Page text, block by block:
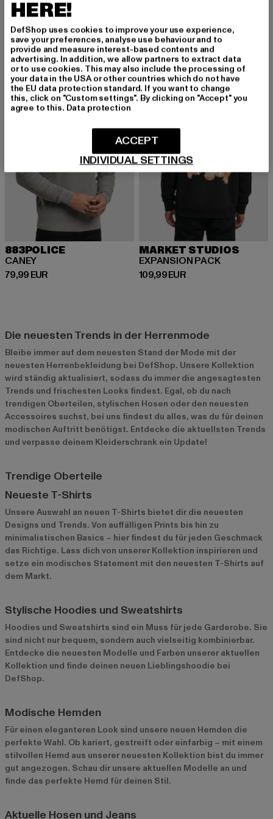
34,99 EUR
Derzeitiger Preis: 34,99 EUR
NEU
883POLICE
CANEY
79,99 EUR
Derzeitiger Preis: 79,99 EUR
NEU
MARKET STUDIOS
EXPANSION PACK
109,99 EUR
Derzeitiger Preis: 109,99 EUR
Die neuesten Trends in der Herrenmode
Bleibe immer auf dem neuesten Stand der Mode mit der
neuesten Herrenbekleidung bei DefShop. Unsere Kollektion
wird ständig aktualisiert, sodass du immer die angesagtesten
Trends und frischesten Looks findest. Egal, ob du nach
trendigen Oberteilen, stylischen Hosen oder den neuesten
Accessoires suchst, bei uns findest du alles, was du für deinen
modischen Auftritt benötigst. Entdecke die aktuellsten Trends
und verpasse deinem Kleiderschrank ein Update!
Trendige Oberteile
Neueste T-Shirts
Unsere Auswahl an neuen T-Shirts bietet dir die neuesten
Designs und Trends. Von auffälligen Prints bis hin zu
minimalistischen Basics – hier findest du für jeden Geschmack
das Richtige. Lass dich von unserer Kollektion inspirieren und
setze ein modisches Statement mit den neuesten T-Shirts auf
dem Markt.
Stylische Hoodies und Sweatshirts
Hoodies und Sweatshirts sind ein Muss für jede Garderobe. Sie
sind nicht nur bequem, sondern auch vielseitig kombinierbar.
Entdecke die neuesten Modelle und Farben unserer aktuellen
Kollektion und finde deinen neuen Lieblingshoodie bei
DefShop.
Modische Hemden
Für einen eleganteren Look sind unsere neuen Hemden die
perfekte Wahl. Ob kariert, gestreift oder einfarbig – mit einem
stilvollen Hemd aus unserer neuesten Kollektion bist du immer
gut angezogen. Schau dir unsere aktuellen Modelle an und
finde das perfekte Hemd für deinen Stil.
Aktuelle Hosen und Jeans
HERE!
DefShop uses cookies to improve your use experience,
save your preferences, analyse use behaviour and to
provide and measure interest-based contents and
advertising. In addition, we allow partners to extract data
or to use cookies. This may also include the processing of
your data in the USA or other countries which do not have
the EU data protection standard. If you want to change
this, click on "Custom settings". By clicking on "Accept" you
agree to this. Data protection
INDIVIDUAL SETTINGS
ACCEPT